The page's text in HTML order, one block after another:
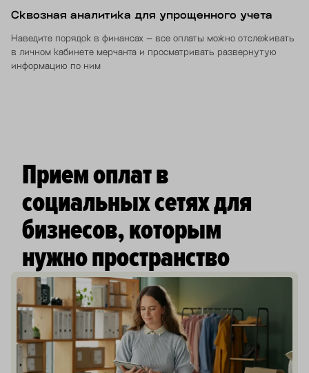
Сквозная аналитика для упрощенного учета
Наведите порядок в финансах – все оплаты можно отслеживать
в личном кабинете мерчанта и просматривать развернутую
информацию по ним
Прием оплат в
социальных сетях для
бизнесов, которым
нужно пространство